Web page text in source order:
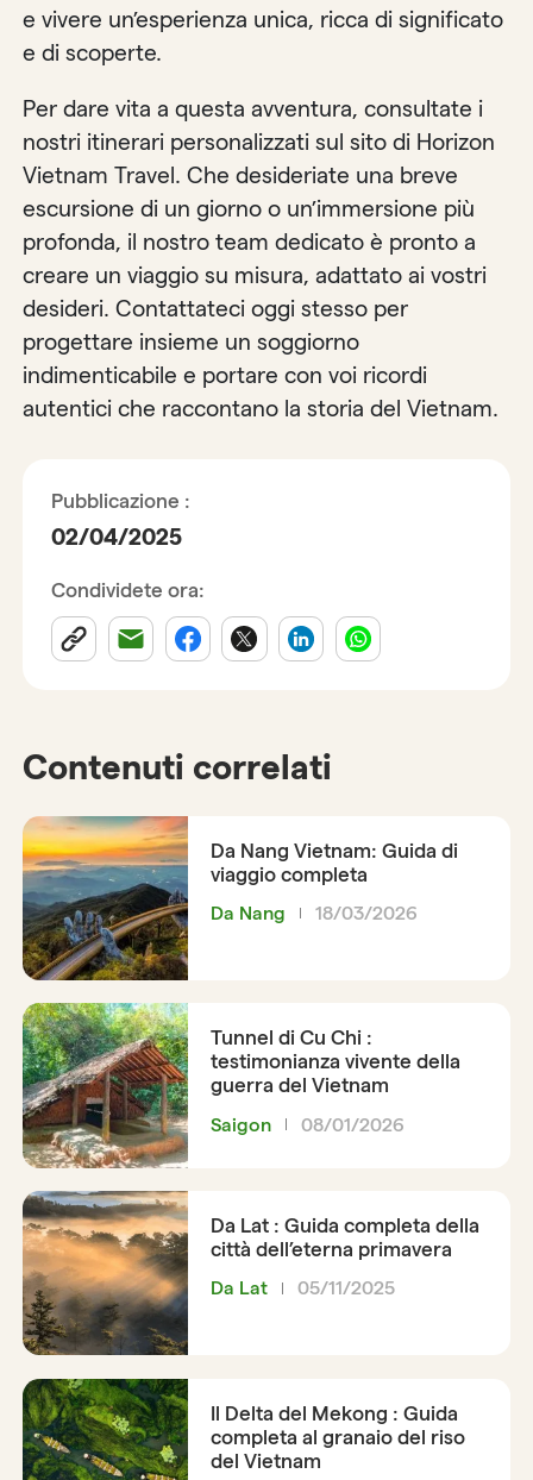
e vivere un’esperienza unica, ricca di significato
e di scoperte.
Per dare vita a questa avventura, consultate i
nostri itinerari personalizzati sul sito di Horizon
Vietnam Travel. Che desideriate una breve
escursione di un giorno o un’immersione più
profonda, il nostro team dedicato è pronto a
creare un viaggio su misura, adattato ai vostri
desideri. Contattateci oggi stesso per
progettare insieme un soggiorno
indimenticabile e portare con voi ricordi
autentici che raccontano la storia del Vietnam.
Pubblicazione :
02/04/2025
Condividete ora:
Contenuti correlati
Da Nang Vietnam: Guida di
viaggio completa
Da Nang 18/03/2026
Tunnel di Cu Chi :
testimonianza vivente della
guerra del Vietnam
Saigon 08/01/2026
Da Lat : Guida completa della
città dell’eterna primavera
Da Lat 05/11/2025
Il Delta del Mekong : Guida
completa al granaio del riso
del Vietnam